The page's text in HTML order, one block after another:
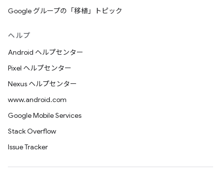
Google グループの「移植」トピック
ヘルプ
Android ヘルプセンター
Pixel ヘルプセンター
Nexus ヘルプセンター
www.android.com
Google Mobile Services
Stack Overflow
Issue Tracker